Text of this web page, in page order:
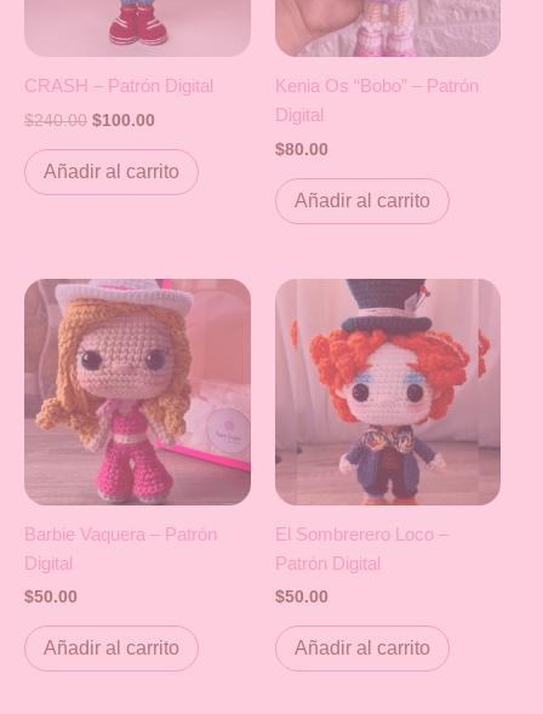
CRASH – Patrón Digital
$240.00 $100.00
Añadir al carrito
Kenia Os “Bobo” – Patrón
Digital
$80.00
Añadir al carrito
Barbie Vaquera – Patrón
Digital
$50.00
Añadir al carrito
El Sombrerero Loco –
Patrón Digital
$50.00
Añadir al carrito